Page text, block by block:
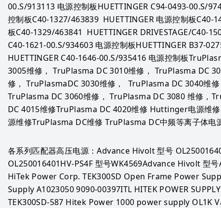
00.S/913113 电源控制板HUETTINGER C94-0493-00.S/
控制板C40-1327/463839  HUETTINGER 电源控制板C40-
板C40-1329/463841  HUETTINGER DRIVESTAGE/C40-
C40-1621-00.S/934603 电源控制板HUETTINGER B37-
HUETTINGER C40-1646-00.S/935416 电源控制板
3005维修， TruPlasma DC 3010维修， TruPlasma DC
修， TruPlasmaDC 3030维修，  TruPlasma DC 3040维
TruPlasma DC 3060维修， TruPlasma DC 3080 维修，
DC 4015维修TruPlasma DC 4020维修 Huttinger电源维
源维修TruPlasma DC维修 TruPlasma DC中频等离子体电
各系列匹配器高压电源：Advance Hivolt 型号
OL250016401HV-PS4F 型号WK4569Advance Hivolt 型
HiTek Power Corp. TEK300SD Open Frame Power
Supply A1023050 9090-00397ITL HITEK POWER
TEK300SD-587 Hitek Power 1000 power supply OL1K